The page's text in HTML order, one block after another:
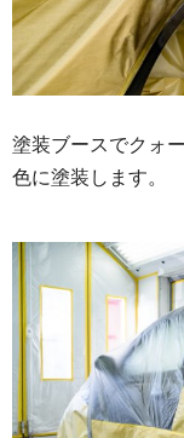
塗装ブースでクォ
色に塗装します。